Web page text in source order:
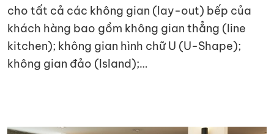
cho tất cả các không gian (lay-out) bếp của
khách hàng bao gồm không gian thẳng (line
kitchen); không gian hình chữ U (U-Shape);
không gian đảo (Island);…